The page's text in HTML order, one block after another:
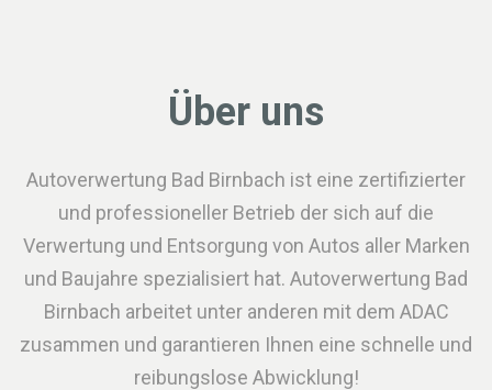
Über uns
Autoverwertung Bad Birnbach ist eine zertifizierter
und professioneller Betrieb der sich auf die
Verwertung und Entsorgung von Autos aller Marken
und Baujahre spezialisiert hat. Autoverwertung Bad
Birnbach arbeitet unter anderen mit dem ADAC
zusammen und garantieren Ihnen eine schnelle und
reibungslose Abwicklung!